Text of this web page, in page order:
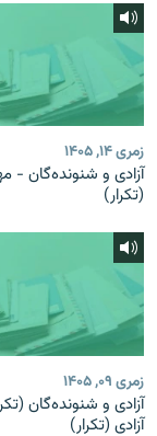
زمری ۱۴, ۱۴۰۵
آزادی و شنونده‌گان -
(تکرار)
زمری ۰۹, ۱۴۰۵
آزادی و شنونده‌گان
آزادی (تکرار)